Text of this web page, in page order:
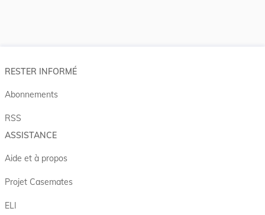
RESTER INFORMÉ
Abonnements
RSS
ASSISTANCE
Aide et à propos
Projet Casemates
ELI